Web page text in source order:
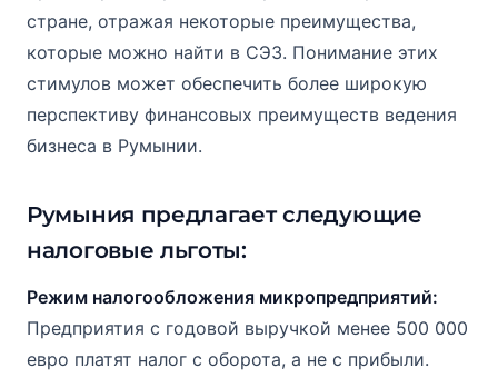
стране, отражая некоторые преимущества,
которые можно найти в СЭЗ. Понимание этих
стимулов может обеспечить более широкую
перспективу финансовых преимуществ ведения
бизнеса в Румынии.
Румыния предлагает следующие
налоговые льготы:
Режим налогообложения микропредприятий:
Предприятия с годовой выручкой менее 500 000
евро платят налог с оборота, а не с прибыли.